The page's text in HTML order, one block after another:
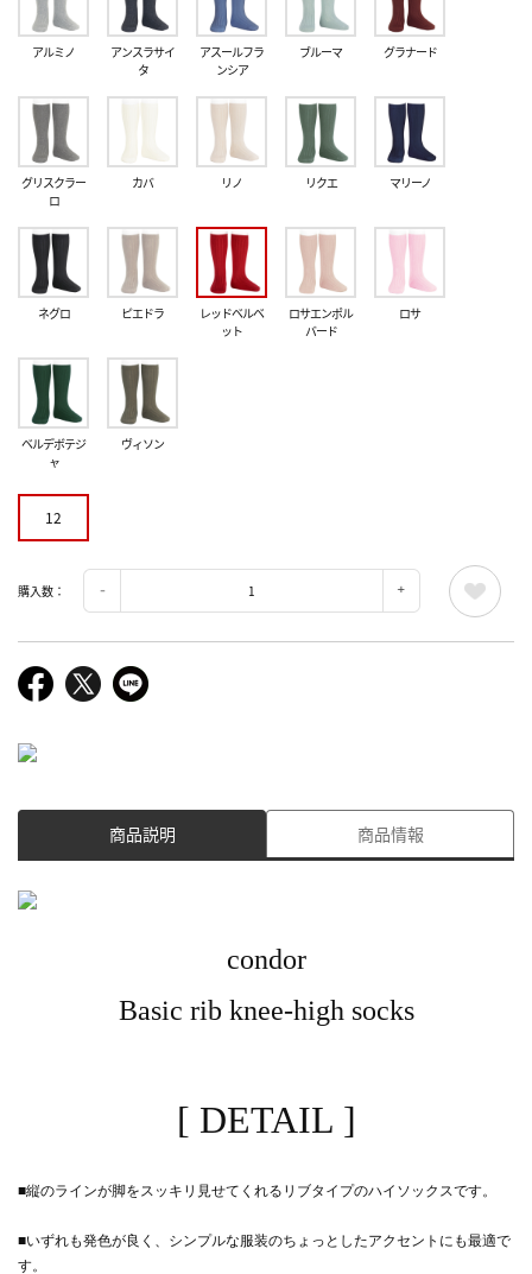
アルミノ
アンスラサイ
タ
アスールフラ
ンシア
ブルーマ グラナード
グリスクラー
ロ
カバ リノ リクエ マリーノ
ネグロ ピエドラ
レッドベルベ
ット
ロサエンポル
バード
ロサ
ベルデボテジ
ャ
ヴィソン
12
購入数：
商品説明 商品情報
condor
Basic rib knee-high socks
[ DETAIL ]
■縦のラインが脚をスッキリ見せてくれるリブタイプのハイソックスです。
■いずれも発色が良く、シンプルな服装のちょっとしたアクセントにも最適で
す。